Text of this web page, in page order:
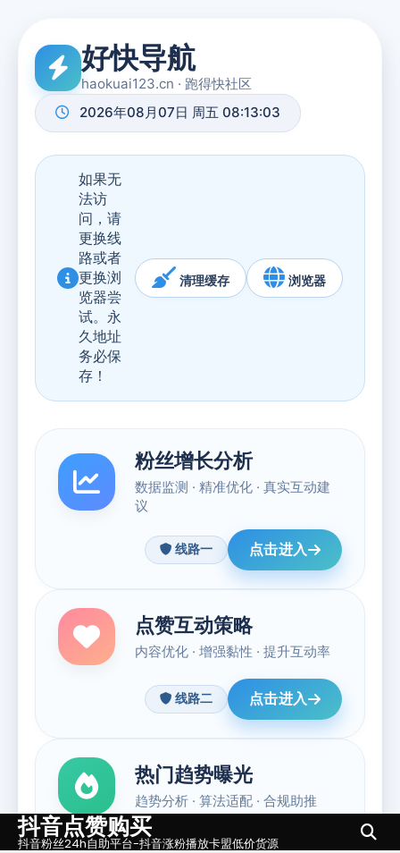
Skip抖音点赞购买
抖音粉丝24h自助平台-抖音涨粉播放卡盟低价货源